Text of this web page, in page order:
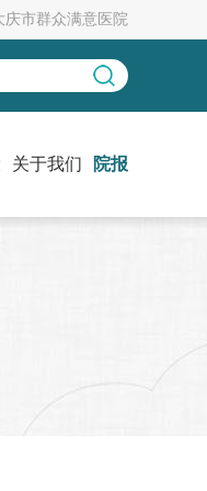
庆市群众满意医院
关于我们 院报